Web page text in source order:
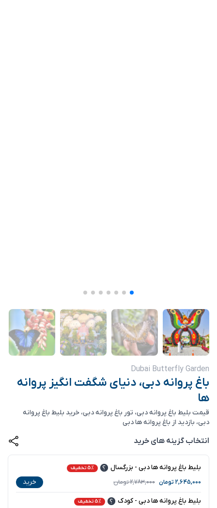
Dubai Butterfly Garden
باغ پروانه دبی، دنیای شگفت انگیز پروانه
ها
قیمت بلیط باغ پروانه دبی، تور باغ پروانه دبی، خرید بلیط باغ پروانه
دبی، بازدید از باغ پروانه ها دبی
انتخاب گزینه های خرید
بلیط باغ پروانه ها دبی - بزرگسال 5% تخفیف
2,645,000 تومان 2,783,000تومان خرید
بلیط باغ پروانه ها دبی - کودک 5% تخفیف